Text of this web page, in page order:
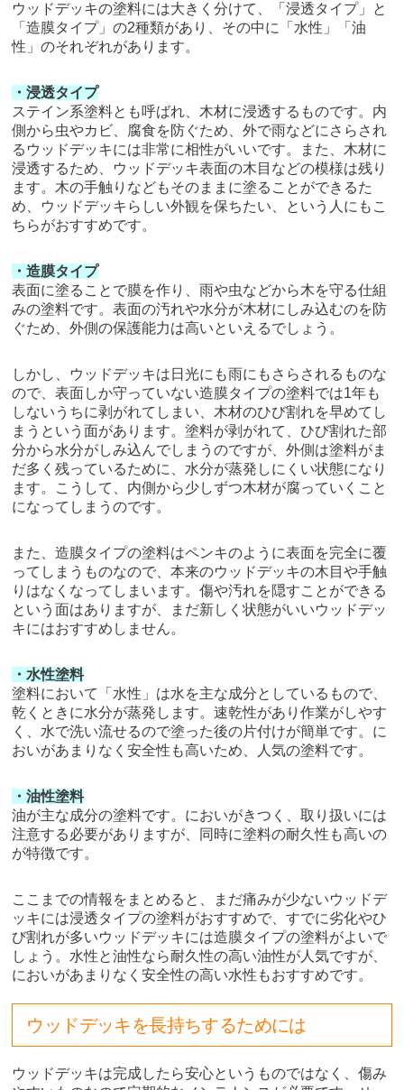
ウッドデッキの塗料には大きく分けて、「浸透タイプ」と
「造膜タイプ」の2種類があり、その中に「水性」「油
性」のそれぞれがあります。
・浸透タイプ
ステイン系塗料とも呼ばれ、木材に浸透するものです。内
側から虫やカビ、腐食を防ぐため、外で雨などにさらされ
るウッドデッキには非常に相性がいいです。また、木材に
浸透するため、ウッドデッキ表面の木目などの模様は残り
ます。木の手触りなどもそのままに塗ることができるた
め、ウッドデッキらしい外観を保ちたい、という人にもこ
ちらがおすすめです。
・造膜タイプ
表面に塗ることで膜を作り、雨や虫などから木を守る仕組
みの塗料です。表面の汚れや水分が木材にしみ込むのを防
ぐため、外側の保護能力は高いといえるでしょう。
しかし、ウッドデッキは日光にも雨にもさらされるものな
ので、表面しか守っていない造膜タイプの塗料では1年も
しないうちに剥がれてしまい、木材のひび割れを早めてし
まうという面があります。塗料が剥がれて、ひび割れた部
分から水分がしみ込んでしまうのですが、外側は塗料がま
だ多く残っているために、水分が蒸発しにくい状態になり
ます。こうして、内側から少しずつ木材が腐っていくこと
になってしまうのです。
また、造膜タイプの塗料はペンキのように表面を完全に覆
ってしまうものなので、本来のウッドデッキの木目や手触
りはなくなってしまいます。傷や汚れを隠すことができる
という面はありますが、まだ新しく状態がいいウッドデッ
キにはおすすめしません。
・水性塗料
塗料において「水性」は水を主な成分としているもので、
乾くときに水分が蒸発します。速乾性があり作業がしやす
く、水で洗い流せるので塗った後の片付けが簡単です。に
おいがあまりなく安全性も高いため、人気の塗料です。
・油性塗料
油が主な成分の塗料です。においがきつく、取り扱いには
注意する必要がありますが、同時に塗料の耐久性も高いの
が特徴です。
ここまでの情報をまとめると、まだ痛みが少ないウッドデ
ッキには浸透タイプの塗料がおすすめで、すでに劣化やひ
び割れが多いウッドデッキには造膜タイプの塗料がよいで
しょう。水性と油性なら耐久性の高い油性が人気ですが、
においがあまりなく安全性の高い水性もおすすめです。
ウッドデッキを長持ちするためには
ウッドデッキは完成したら安心というものではなく、傷み